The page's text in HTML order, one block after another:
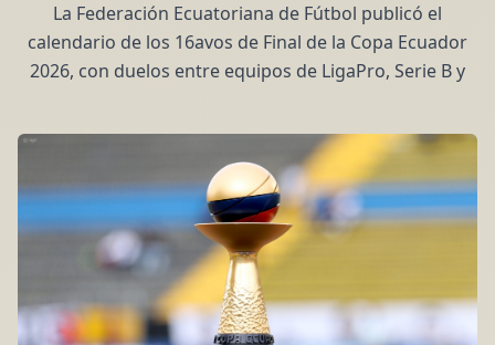
La Federación Ecuatoriana de Fútbol publicó el
calendario de los 16avos de Final de la Copa Ecuador
2026, con duelos entre equipos de LigaPro, Serie B y